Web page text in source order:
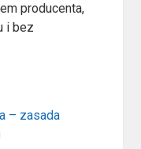
producenta,
i bez
– zasada